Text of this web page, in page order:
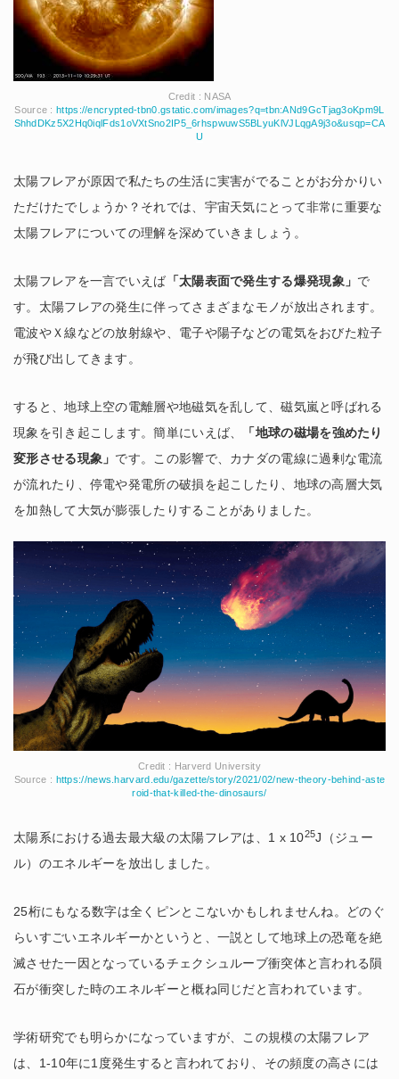
Credit : NASA
Source :https://encrypted-tbn0.gstatic.com/images?q=tbn:ANd9GcTjag3oKpm9L
ShhdDKz5X2Hq0iqlFds1oVXtSno2IP5_6rhspwuwS5BLyuKlVJLqgA9j3o&usqp=CA
U
太陽フレアが原因で私たちの生活に実害がでることがお分かりい
ただけたでしょうか？それでは、宇宙天気にとって非常に重要な
太陽フレアについての理解を深めていきましょう。
太陽フレアを一言でいえば 「太陽表面で発生する爆発現象」 で
す。太陽フレアの発生に伴ってさまざまなモノが放出されます。
電波やＸ線などの放射線や、電子や陽子などの電気をおびた粒子
が飛び出してきます。
すると、地球上空の電離層や地磁気を乱して、磁気嵐と呼ばれる
現象を引き起こします。簡単にいえば、
「地球の磁場を強めたり
変形させる現象」 です。この影響で、カナダの電線に過剰な電流
が流れたり、停電や発電所の破損を起こしたり、地球の高層大気
を加熱して大気が膨張したりすることがありました。
Credit : Harverd University
Source : https://news.harvard.edu/gazette/story/2021/02/new-theory-behind-aste
roid-that-killed-the-dinosaurs/
太陽系における過去最大級の太陽フレアは、1 x 1025J（ジュー
ル）のエネルギーを放出しました。
25桁にもなる数字は全くピンとこないかもしれませんね。どのぐ
らいすごいエネルギーかというと、一説として地球上の恐竜を絶
滅させた一因となっているチェクシュルーブ衝突体と言われる隕
石が衝突した時のエネルギーと概ね同じだと言われています。
学術研究でも明らかになっていますが、この規模の太陽フレア
は、1-10年に1度発生すると言われており、その頻度の高さには